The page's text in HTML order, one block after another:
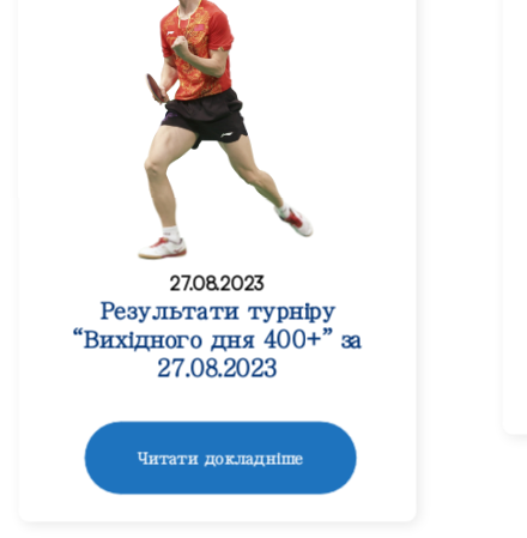
27.08.2023
Результати турніру
“Вихідного дня 400+” за
27.08.2023
Читати докладніше